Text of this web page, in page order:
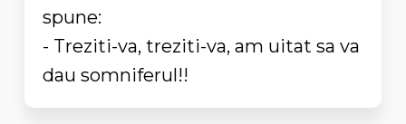
spune:
- Treziti-va, treziti-va, am uitat sa va
dau somniferul!!